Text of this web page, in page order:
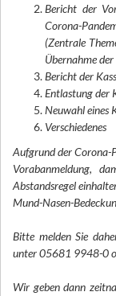
Bericht der
Corona-
(Zentrale
Übernahme
Bericht der
Entlastung der
Neuwahl eines
Verschiedenes
Aufgrund der Corona-
Vorabanmeldung,
Abstandsregel
Mund-Nasen-
Bitte melden Sie
unter 05681 9948-0
Wir geben dann